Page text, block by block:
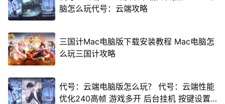
脑怎么玩代号：云端攻略
三国计Mac电脑版下载安装教程 Mac电脑怎
么玩三国计攻略
代号：云端电脑版怎么玩？ 代号：云端性能
优化240高帧 游戏多开 后台挂机 按键设置